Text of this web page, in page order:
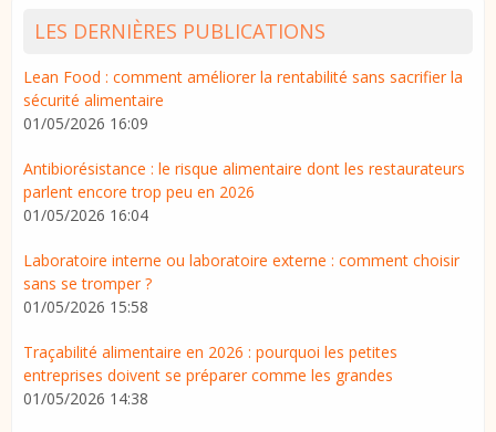
LES DERNIÈRES PUBLICATIONS
Lean Food : comment améliorer la rentabilité sans sacrifier la
sécurité alimentaire
01/05/2026 16:09
Antibiorésistance : le risque alimentaire dont les restaurateurs
parlent encore trop peu en 2026
01/05/2026 16:04
Laboratoire interne ou laboratoire externe : comment choisir
sans se tromper ?
01/05/2026 15:58
Traçabilité alimentaire en 2026 : pourquoi les petites
entreprises doivent se préparer comme les grandes
01/05/2026 14:38